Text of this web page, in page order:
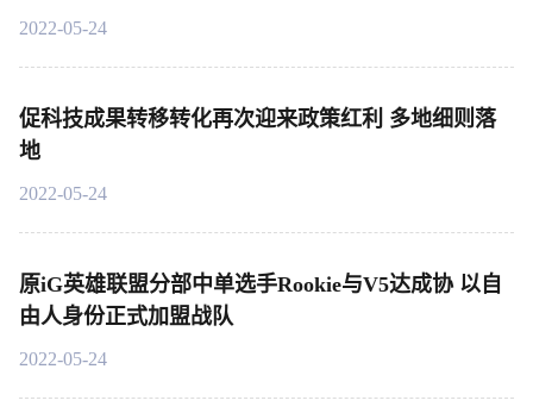
2022-05-24
促科技成果转移转化再次迎来政策红利 多地细则落
地
2022-05-24
原iG英雄联盟分部中单选手Rookie与V5达成协 以自
由人身份正式加盟战队
2022-05-24